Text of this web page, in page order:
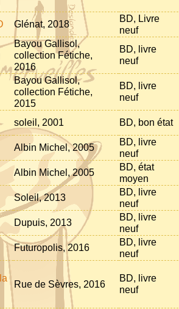
Glénat, 2018
BD, Livre
neuf
Bayou Gallisol,
collection Fétiche,
2016
BD, livre
neuf
Bayou Gallisol,
collection Fétiche,
2015
BD, livre
neuf
soleil, 2001 BD, bon état
Albin Michel, 2005
BD, livre
neuf
Albin Michel, 2005
BD, état
moyen
Soleil, 2013
BD, livre
neuf
Dupuis, 2013
BD, livre
neuf
Futuropolis, 2016
BD, livre
neuf
Rue de Sèvres, 2016
BD, livre
neuf